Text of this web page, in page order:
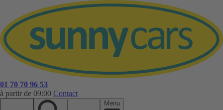
01 70 70 96 53
à partir de 09:00 Contact
Menu